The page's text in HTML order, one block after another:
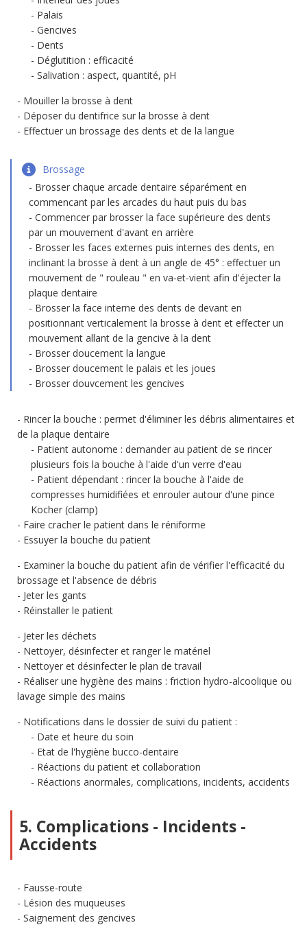
Palais
Gencives
Dents
Déglutition : efficacité
Salivation : aspect, quantité, pH
Mouiller la brosse à dent
Déposer du dentifrice sur la brosse à dent
Effectuer un brossage des dents et de la langue
Brossage
Brosser chaque arcade dentaire séparément en
commencant par les arcades du haut puis du bas
Commencer par brosser la face supérieure des dents
par un mouvement d'avant en arrière
Brosser les faces externes puis internes des dents, en
inclinant la brosse à dent à un angle de 45° : effectuer un
mouvement de " rouleau " en va-et-vient afin d'éjecter la
plaque dentaire
Brosser la face interne des dents de devant en
positionnant verticalement la brosse à dent et effecter un
mouvement allant de la gencive à la dent
Brosser doucement la langue
Brosser doucement le palais et les joues
Brosser douvcement les gencives
Rincer la bouche : permet d'éliminer les débris alimentaires et
de la plaque dentaire
Patient autonome : demander au patient de se rincer
plusieurs fois la bouche à l'aide d'un verre d'eau
Patient dépendant : rincer la bouche à l'aide de
compresses humidifiées et enrouler autour d'une pince
Kocher (clamp)
Faire cracher le patient dans le réniforme
Essuyer la bouche du patient
Examiner la bouche du patient afin de vérifier l'efficacité du
brossage et l'absence de débris
Jeter les gants
Réinstaller le patient
Jeter les déchets
Nettoyer, désinfecter et ranger le matériel
Nettoyer et désinfecter le plan de travail
Réaliser une hygiène des mains : friction hydro-alcoolique ou
lavage simple des mains
Notifications dans le dossier de suivi du patient :
Date et heure du soin
Etat de l'hygiène bucco-dentaire
Réactions du patient et collaboration
Réactions anormales, complications, incidents, accidents
5. Complications - Incidents -
Accidents
Fausse-route
Lésion des muqueuses
Saignement des gencives